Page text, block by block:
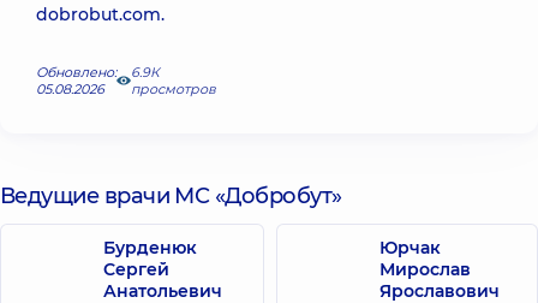
dobrobut.com.
Обновлено:
05.08.2026
6.9К
просмотров
Ведущие врачи МС «Добробут»
Бурденюк
Сергей
Анатольевич
Юрчак
Мирослав
Ярославович